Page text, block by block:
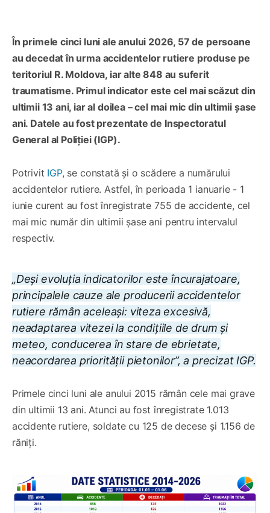
În primele cinci luni ale anului 2026, 57 de persoane
au decedat în urma accidentelor rutiere produse pe
teritoriul R. Moldova, iar alte 848 au suferit
traumatisme. Primul indicator este cel mai scăzut din
ultimii 13 ani, iar al doilea – cel mai mic din ultimii șase
ani. Datele au fost prezentate de Inspectoratul
General al Poliției (IGP).
Potrivit IGP, se constată și o scădere a numărului
accidentelor rutiere. Astfel, în perioada 1 ianuarie - 1
iunie curent au fost înregistrate 755 de accidente, cel
mai mic număr din ultimii șase ani pentru intervalul
respectiv.
„Deși evoluția indicatorilor este încurajatoare,
principalele cauze ale producerii accidentelor
rutiere rămân aceleași: viteza excesivă,
neadaptarea vitezei la condițiile de drum și
meteo, conducerea în stare de ebrietate,
neacordarea priorității pietonilor”, a precizat IGP.
Primele cinci luni ale anului 2015 rămân cele mai grave
din ultimii 13 ani. Atunci au fost înregistrate 1.013
accidente rutiere, soldate cu 125 de decese și 1.156 de
răniți.